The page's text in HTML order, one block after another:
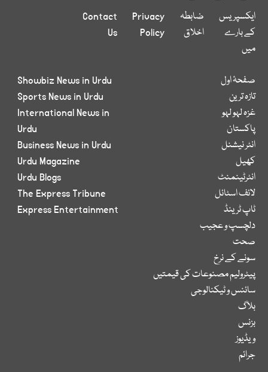
ایکسپریس
کے بارے
میں
ضابطہ
اخلاق
Privacy
Policy
Contact
Us
صفحۂ اول
تازہ ترین
غزہ لہو لہو
پاکستان
انٹر نیشنل
کھیل
انٹرٹینمنٹ
لائف اسٹائل
ٹاپ ٹرینڈ
دلچسپ و عجیب
صحت
سونے کے نرخ
پیٹرولیم مصنوعات کی قیمتیں
سائنس و ٹیکنالوجی
بلاگ
بزنس
ویڈیوز
جرائم
Showbiz News in Urdu
Sports News in Urdu
International News in
Urdu
Business News in Urdu
Urdu Magazine
Urdu Blogs
The Express Tribune
Express Entertainment